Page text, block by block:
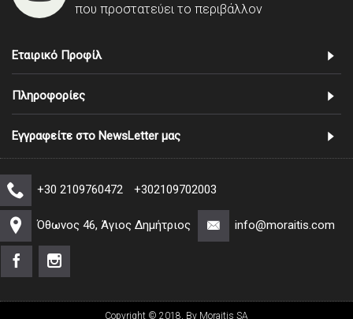
που προστατεύει το περιβάλλον
Εταιρικό Προφίλ
Πληροφορίες
Εγγραφείτε στο NewsLetter μας
+30 2109760472 +302109702003
Όθωνος 46, Άγιος Δημήτριος info@moraitis.com
Copyright © 2018, By Moraitis SA